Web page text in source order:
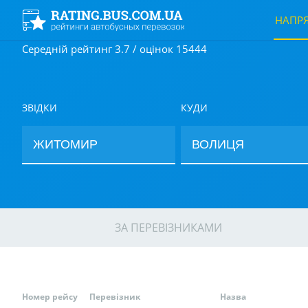
Середній рейтинг 3.7 / оцінок 15444
ЗВІДКИ КУДИ
ЗА ПЕРЕВІЗНИКАМИ
Номер рейсу Перевізник Назва